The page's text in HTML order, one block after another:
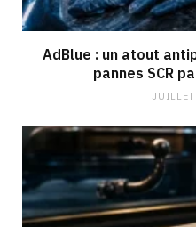
AdBlue : un atout
pannes SCR